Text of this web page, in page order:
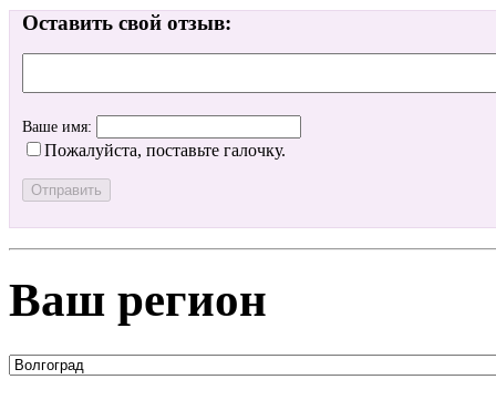
Оставить свой отзыв:
Ваше имя:
Пожалуйста, поставьте галочку.
Ваш регион